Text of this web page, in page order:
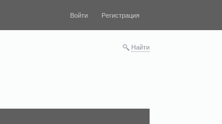
Войти Регистрация
Найти